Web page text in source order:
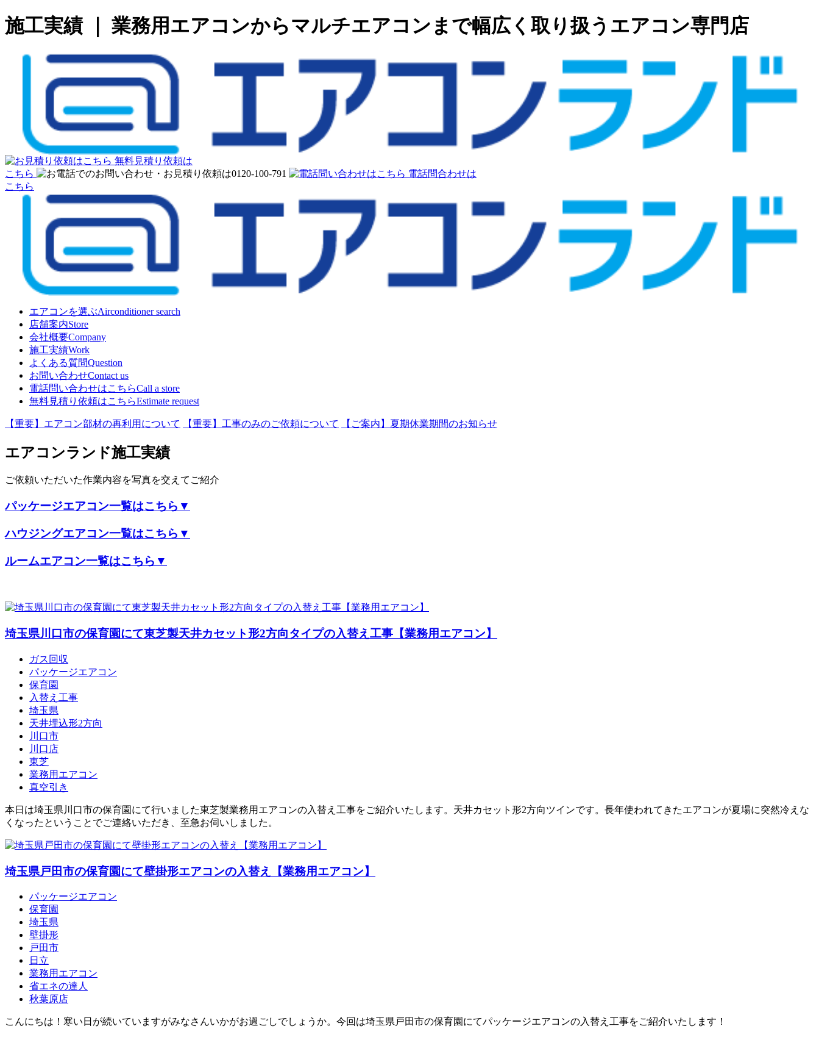
施工実績 ｜ 業務用エアコンからマルチエアコンまで幅広く取り扱うエアコン専門店
無料見積り依頼は
こちら
電話問合わせは
こちら
エアコンを選ぶAirconditioner search
店舗案内Store
会社概要Company
施工実績Work
よくある質問Question
お問い合わせContact us
電話問い合わせはこちらCall a store
無料見積り依頼はこちらEstimate request
【重要】エアコン部材の再利用について 【重要】工事のみのご依頼について 【ご案内】夏期休業期間のお知らせ
エアコンランド施工実績
ご依頼いただいた作業内容を写真を交えてご紹介
パッケージエアコン一覧はこちら▼
ハウジングエアコン一覧はこちら▼
ルームエアコン一覧はこちら▼
埼玉県川口市の保育園にて東芝製天井カセット形2方向タイプの入替え工事【業務用エアコン】
ガス回収
パッケージエアコン
保育園
入替え工事
埼玉県
天井埋込形2方向
川口市
川口店
東芝
業務用エアコン
真空引き
本日は埼玉県川口市の保育園にて行いました東芝製業務用エアコンの入替え工事をご紹介いたします。天井カセット形2方向ツインです。長年使われてきたエアコンが夏場に突然冷えな
くなったということでご連絡いただき、至急お伺いしました。
埼玉県戸田市の保育園にて壁掛形エアコンの入替え【業務用エアコン】
パッケージエアコン
保育園
埼玉県
壁掛形
戸田市
日立
業務用エアコン
省エネの達人
秋葉原店
こんにちは！寒い日が続いていますがみなさんいかがお過ごしでしょうか。今回は埼玉県戸田市の保育園にてパッケージエアコンの入替え工事をご紹介いたします！